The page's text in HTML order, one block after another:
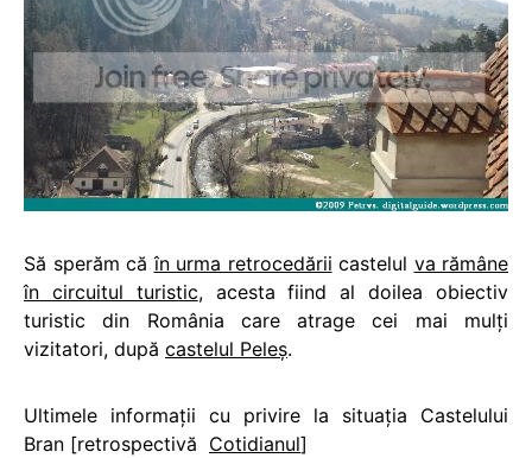
Să sperăm căîn urma retrocedării castelul va rămâne
în circuitul turistic, acesta fiind al doilea obiectiv
turistic din România care atrage cei mai mulţi
vizitatori, după castelul Peleş.
Ultimele informaţii cu privire la situaţia Castelului
Bran [retrospectivă Cotidianul]